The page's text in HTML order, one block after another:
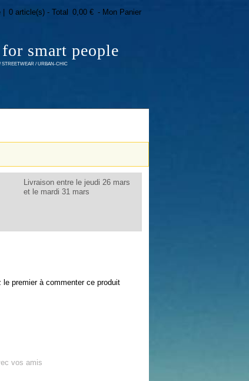
smart people
STREETWEAR / URBAN-CHIC
0 article(s) - Total 0,00 € - Mon Panier
Livraison entre le jeudi 26 mars
et le mardi 31 mars
le premier à commenter ce produit
vos amis